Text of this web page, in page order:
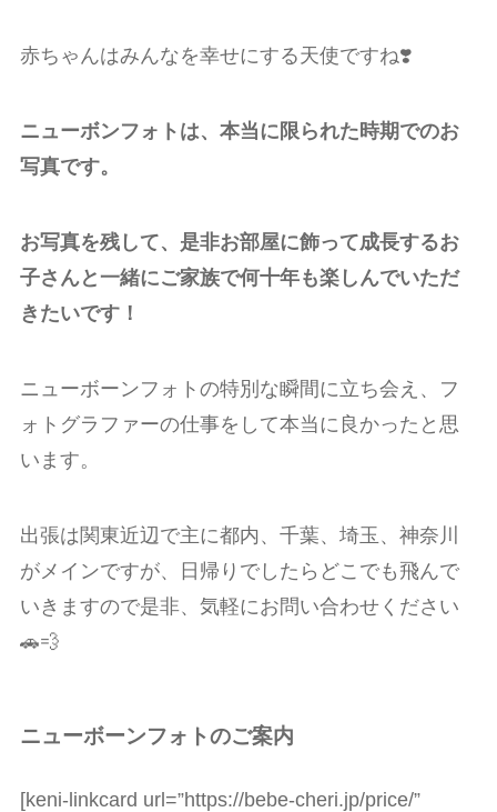
赤ちゃんはみんなを幸せにする天使ですね❣️
ニューボンフォトは、本当に限られた時期でのお
写真です。
お写真を残して、是非お部屋に飾って成長するお
子さんと一緒にご家族で何十年も楽しんでいただ
きたいです！
ニューボーンフォトの特別な瞬間に立ち会え、フ
ォトグラファーの仕事をして本当に良かったと思
います。
出張は関東近辺で主に都内、千葉、埼玉、神奈川
がメインですが、
日帰りでしたらどこでも飛んで
いきますので是非、気軽にお問い合わせください
🚗💨
ニューボーンフォトのご案内
[keni-linkcard url=”https://bebe-cheri.jp/price/”